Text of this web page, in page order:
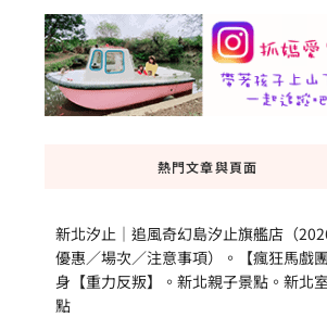
熱門文章與頁面
新北汐止｜追風奇幻島汐止旗艦店（
優惠／場次／注意事項）。【瘋狂馬戲
身【重力反叛】。新北親子景點。新北
點